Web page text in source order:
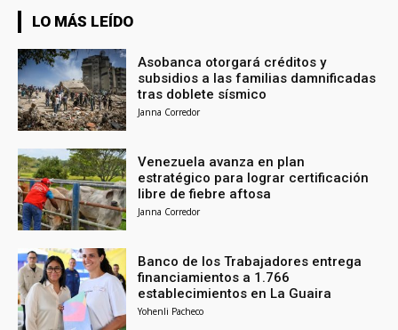
LO MÁS LEÍDO
Asobanca otorgará créditos y
subsidios a las familias damnificadas
tras doblete sísmico
Janna Corredor
Venezuela avanza en plan
estratégico para lograr certificación
libre de fiebre aftosa
Janna Corredor
Banco de los Trabajadores entrega
financiamientos a 1.766
establecimientos en La Guaira
Yohenli Pacheco